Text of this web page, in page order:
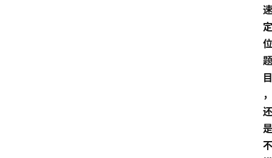
速
定
位
题
目
，
还
是
不